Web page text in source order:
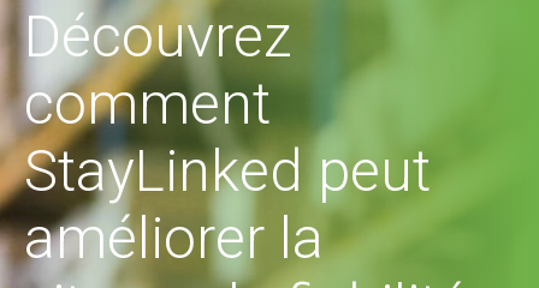
Découvrez
comment
StayLinked peut
améliorer la